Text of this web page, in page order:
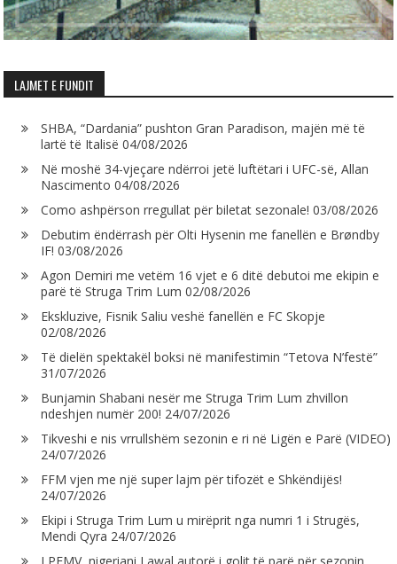
LAJMET E FUNDIT
SHBA, “Dardania” pushton Gran Paradison, majën më të
lartë të Italisë 04/08/2026
Në moshë 34-vjeçare ndërroi jetë luftëtari i UFC-së, Allan
Nascimento 04/08/2026
Como ashpërson rregullat për biletat sezonale! 03/08/2026
Debutim ëndërrash për Olti Hysenin me fanellën e Brøndby
IF! 03/08/2026
Agon Demiri me vetëm 16 vjet e 6 ditë debutoi me ekipin e
parë të Struga Trim Lum 02/08/2026
Ekskluzive, Fisnik Saliu veshë fanellën e FC Skopje
02/08/2026
Të dielën spektakël boksi në manifestimin “Tetova N’festë”
31/07/2026
Bunjamin Shabani nesër me Struga Trim Lum zhvillon
ndeshjen numër 200! 24/07/2026
Tikveshi e nis vrrullshëm sezonin e ri në Ligën e Parë (VIDEO)
24/07/2026
FFM vjen me një super lajm për tifozët e Shkëndijës!
24/07/2026
Ekipi i Struga Trim Lum u mirëprit nga numri 1 i Strugës,
Mendi Qyra 24/07/2026